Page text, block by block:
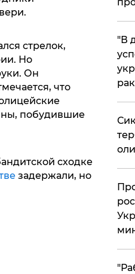
стрелок,
Но
Он
что
побудившие
сходке
задержали, но
​"В